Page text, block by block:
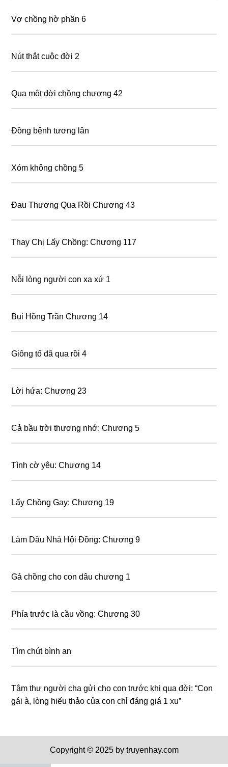
Vợ chồng hờ phần 6
Nút thắt cuộc đời 2
Qua một đời chồng chương 42
Đồng bệnh tương lân
Xóm không chồng 5
Đau Thương Qua Rồi Chương 43
Thay Chị Lấy Chồng: Chương 117
Nỗi lòng người con xa xứ 1
Bụi Hồng Trần Chương 14
Giông tố đã qua rồi 4
Lời hứa: Chương 23
Cả bầu trời thương nhớ: Chương 5
Tình cờ yêu: Chương 14
Lấy Chồng Gay: Chương 19
Làm Dâu Nhà Hội Đồng: Chương 9
Gả chồng cho con dâu chương 1
Phía trước là cầu vồng: Chương 30
Tìm chút bình an
Tâm thư người cha gửi cho con trước khi qua đời: “Con
gái à, lòng hiếu thảo của con chỉ đáng giá 1 xu”
Copyright © 2025 by truyenhay.com